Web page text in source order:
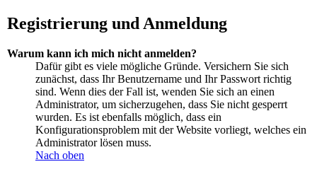
Registrierung und Anmeldung
Warum kann ich mich nicht anmelden?
Dafür gibt es viele mögliche Gründe. Versichern Sie sich
zunächst, dass Ihr Benutzername und Ihr Passwort richtig
sind. Wenn dies der Fall ist, wenden Sie sich an einen
Administrator, um sicherzugehen, dass Sie nicht gesperrt
wurden. Es ist ebenfalls möglich, dass ein
Konfigurationsproblem mit der Website vorliegt, welches ein
Administrator lösen muss.
Nach oben